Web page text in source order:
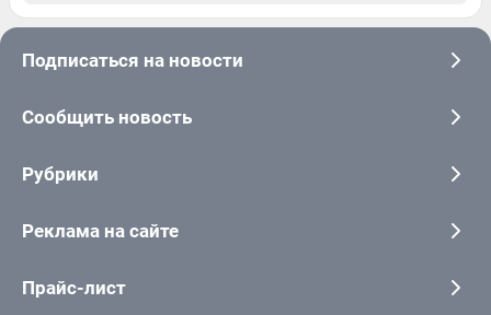
Подписаться на новости
Сообщить новость
Рубрики
Реклама на сайте
Прайс-лист